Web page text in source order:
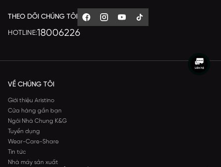
THEO DÕI CHÚNG TÔI
HOTLINE:18006226
VỀ CHÚNG TÔI
Giới thiệu Aristino
Cửa hàng gần bạn
Ngôi Nhà Chung K&G
Tuyển dụng
Wear-Care-Share
Tin tức
Nhà máy sản xuất